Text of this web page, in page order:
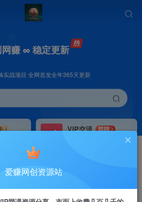
赚 ∞ 稳定更新
实战项目 全网首发全年365天更新
VIP交流
群聊
研究探讨更多创业项目路子。
接
属 正文
爱赚网创资源站